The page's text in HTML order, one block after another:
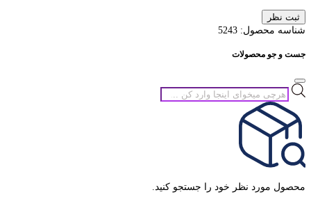
ثبت نظر
شناسه محصول: 5243
جست و جو محصولات
جستجوی
محصولات
محصول مورد نظر خود را جستجو کنید.